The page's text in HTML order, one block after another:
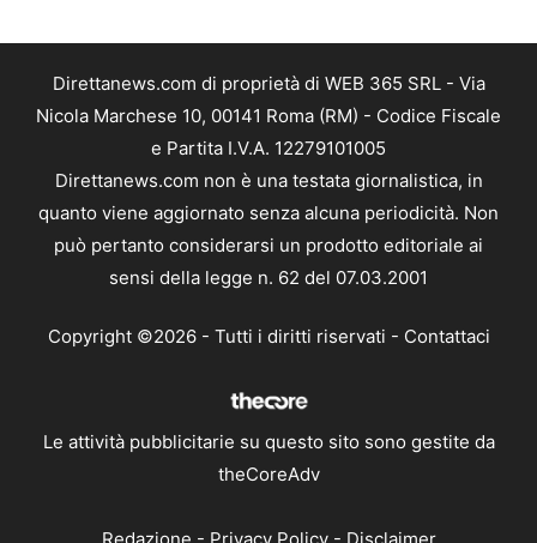
Direttanews.com di proprietà di WEB 365 SRL - Via
Nicola Marchese 10, 00141 Roma (RM) - Codice Fiscale
e Partita I.V.A. 12279101005
Direttanews.com non è una testata giornalistica, in
quanto viene aggiornato senza alcuna periodicità. Non
può pertanto considerarsi un prodotto editoriale ai
sensi della legge n. 62 del 07.03.2001
Copyright ©2026 - Tutti i diritti riservati - Contattaci
Le attività pubblicitarie su questo sito sono gestite da
theCoreAdv